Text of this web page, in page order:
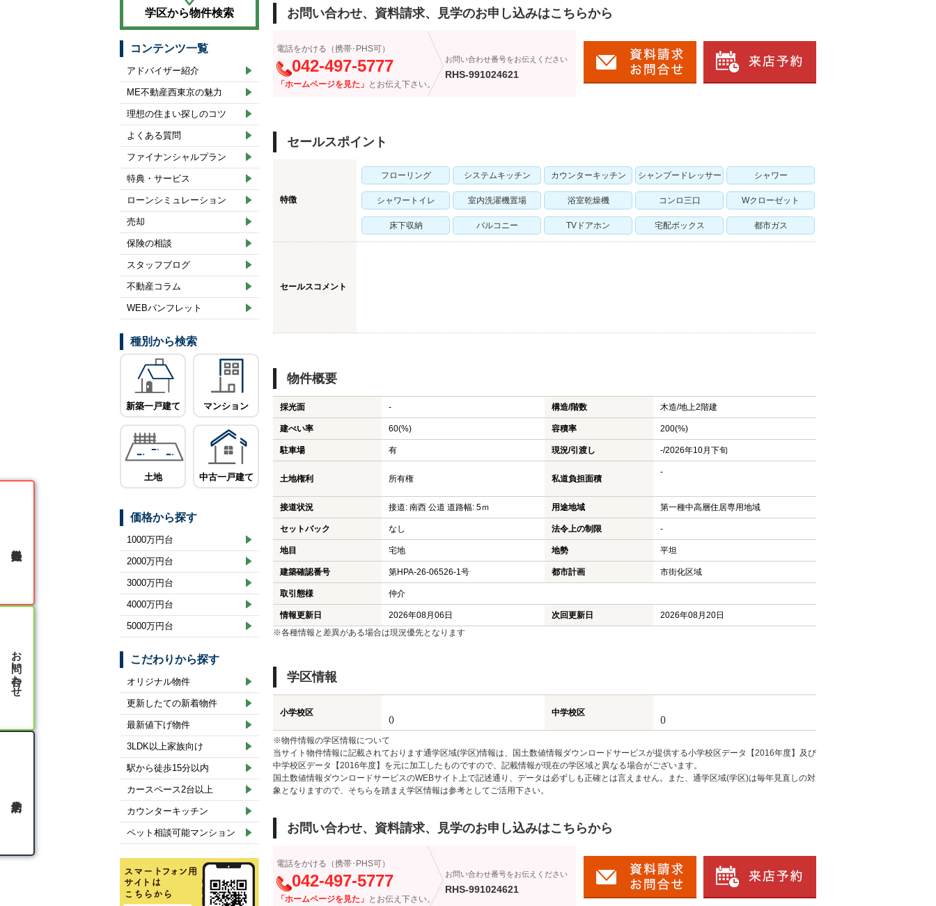
お問い合わせ、資料請求、見学のお申し込みはこちらから
電話をかける（携帯･PHS可）
042-497-5777
「ホームページを見た」 とお伝え下さい。
お問い合わせ番号をお伝えください
RHS-991024621
セールスポイント
特徴
フローリング システムキッチン カウンターキッチン シャンプードレッサー シャワー
シャワートイレ 室内洗濯機置場 浴室乾燥機 コンロ三口 Wクローゼット
床下収納 バルコニー TVドアホン 宅配ボックス 都市ガス
セールスコメント
物件概要
採光面 - 構造/階数 木造/地上2階建
建ぺい率 60(%) 容積率 200(%)
駐車場 有 現況/引渡し -/2026年10月下旬
土地権利 所有権 私道負担面積
-
接道状況 接道: 南西 公道 道路幅: 5ｍ 用途地域 第一種中高層住居専用地域
セットバック なし 法令上の制限 -
地目 宅地 地勢 平坦
建築確認番号 第HPA-26-06526-1号 都市計画 市街化区域
取引態様 仲介
情報更新日 2026年08月06日 次回更新日
2026年08月20日
※各種情報と差異がある場合は現況優先となります
学区情報
小学校区
()
中学校区
()
※物件情報の学区情報について
当サイト物件情報に記載されております通学区域(学区)情報は、国土数値情報ダウンロードサービスが提供する小学校区データ【2016年度】及び
中学校区データ【2016年度】を元に加工したものですので、記載情報が現在の学区域と異なる場合がございます。
国土数値情報ダウンロードサービスのWEBサイト上で記述通り、データは必ずしも正確とは言えません。また、通学区域(学区)は毎年見直しの対
象となりますので、そちらを踏まえ学区情報は参考としてご活用下さい。
お問い合わせ、資料請求、見学のお申し込みはこちらから
電話をかける（携帯･PHS可）
042-497-5777
「ホームページを見た」 とお伝え下さい。
お問い合わせ番号をお伝えください
RHS-991024621
学区から物件検索
コンテンツ一覧
アドバイザー紹介
ME不動産西東京の魅力
理想の住まい探しのコツ
よくある質問
ファイナンシャルプラン
特典・サービス
ローンシミュレーション
売却
保険の相談
スタッフブログ
不動産コラム
WEBパンフレット
種別から検索
新築一戸建て マンション
土地 中古一戸建て
価格から探す
1000万円台
2000万円台
3000万円台
4000万円台
5000万円台
こだわりから探す
オリジナル物件
更新したての新着物件
最新値下げ物件
3LDK以上家族向け
駅から徒歩15分以内
カースペース2台以上
カウンターキッチン
ペット相談可能マンション
お問い合わせ